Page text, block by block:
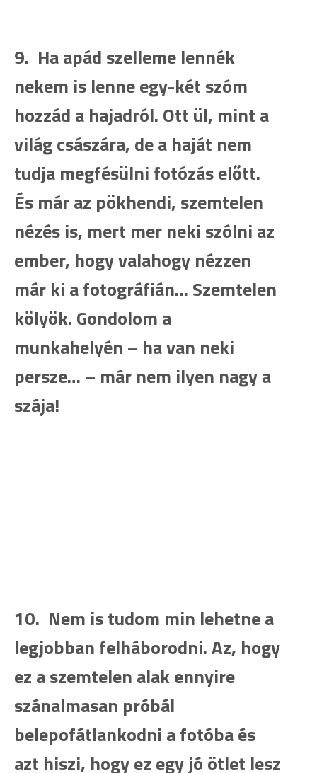
9. Ha apád szelleme lennék
nekem is lenne egy-két szóm
hozzád a hajadról. Ott ül, mint a
világ császára, de a haját nem
tudja megfésülni fotózás előtt.
És már az pökhendi, szemtelen
nézés is, mert mer neki szólni az
ember, hogy valahogy nézzen
már ki a fotográfián… Szemtelen
kölyök. Gondolom a
munkahelyén – ha van neki
persze… – már nem ilyen nagy a
szája!
10. Nem is tudom min lehetne a
legjobban felháborodni. Az, hogy
ez a szemtelen alak ennyire
szánalmasan próbál
belepofátlankodni a fotóba és
azt hiszi, hogy ez egy jó ötlet lesz